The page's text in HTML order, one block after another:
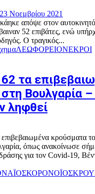
23 Νοεμβρίου 2021
απόψε στον
52 επιβάτες, ενώ
Ο τραγικός...
ΛΕΩΦΟΡΕΙΟΝΕΚΡΟΙ
τα
Βουλγαρία
ληφθεί
επιβεβαιωμένα κρούσματα
όπως ανακοίνωσε
για τον Covid-19,
ΚΟΡΟΝΟΪΟΣ